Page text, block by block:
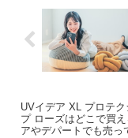
UVイデア XL プロテ
プ ローズはどこで買
アやデパートでも売っ